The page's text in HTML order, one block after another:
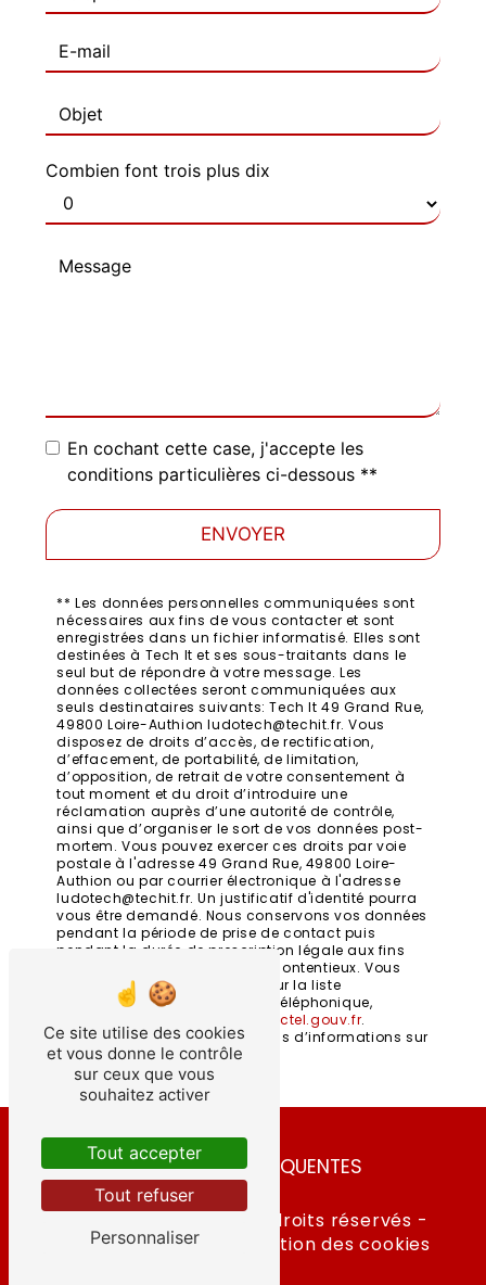
Combien font trois plus dix
En cochant cette case, j'accepte les
conditions particulières ci-dessous **
ENVOYER
** Les données personnelles communiquées sont
nécessaires aux fins de vous contacter et sont
enregistrées dans un fichier informatisé. Elles sont
destinées à Tech It et ses sous-traitants dans le
seul but de répondre à votre message. Les
données collectées seront communiquées aux
seuls destinataires suivants: Tech It 49 Grand Rue,
49800 Loire-Authion ludotech@techit.fr. Vous
disposez de droits d’accès, de rectification,
d’effacement, de portabilité, de limitation,
d’opposition, de retrait de votre consentement à
tout moment et du droit d’introduire une
réclamation auprès d’une autorité de contrôle,
ainsi que d’organiser le sort de vos données post-
mortem. Vous pouvez exercer ces droits par voie
postale à l'adresse 49 Grand Rue, 49800 Loire-
Authion ou par courrier électronique à l'adresse
ludotech@techit.fr. Un justificatif d'identité pourra
vous être demandé. Nous conservons vos données
pendant la période de prise de contact puis
pendant la durée de prescription légale aux fins
probatoires et de gestion des contentieux. Vous
avez le droit de vous inscrire sur la liste
d'opposition au démarchage téléphonique,
Bloctel.gouv.fr.
Consultez le site cnil.fr pour plus d’informations sur
vos droits.
RECHERCHES FRÉQUENTES
- 2026 - Tous droits réservés -
Mentions légales
Gestion des cookies
Ce site utilise des cookies
et vous donne le contrôle
sur ceux que vous
souhaitez activer
Tout accepter
Tout refuser
Personnaliser